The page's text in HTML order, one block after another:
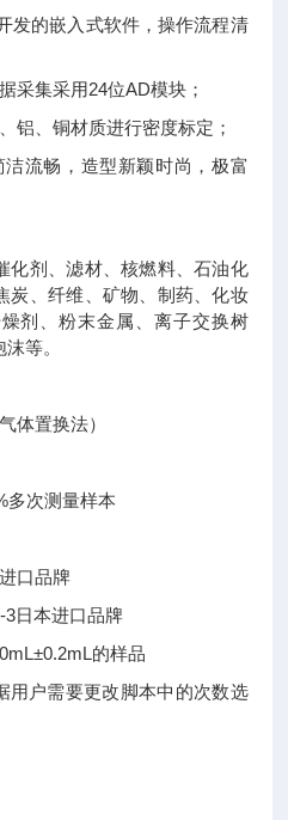
发的嵌入式软件，操作流程清
采集采用24位AD模块；
铝、铜材质进行密度标定；
流畅，造型新颖时尚，极富
化剂、滤材、核燃料、石油化
炭、纤维、矿物、制药、化妆
剂、粉末金属、离子交换树
等。
体置换法）
多次测量样本
口品牌
3日本进口品牌
的样品
用户需要更改脚本中的次数选